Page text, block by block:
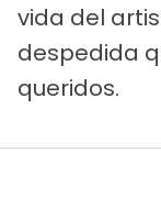
vida del
despedida
queridos.